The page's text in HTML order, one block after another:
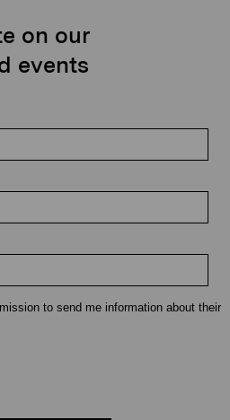
on our
events
to send me information about their